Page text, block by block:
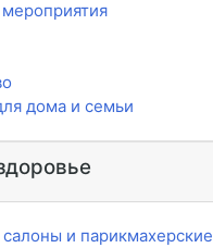
дома и семьи
и парикмахерские